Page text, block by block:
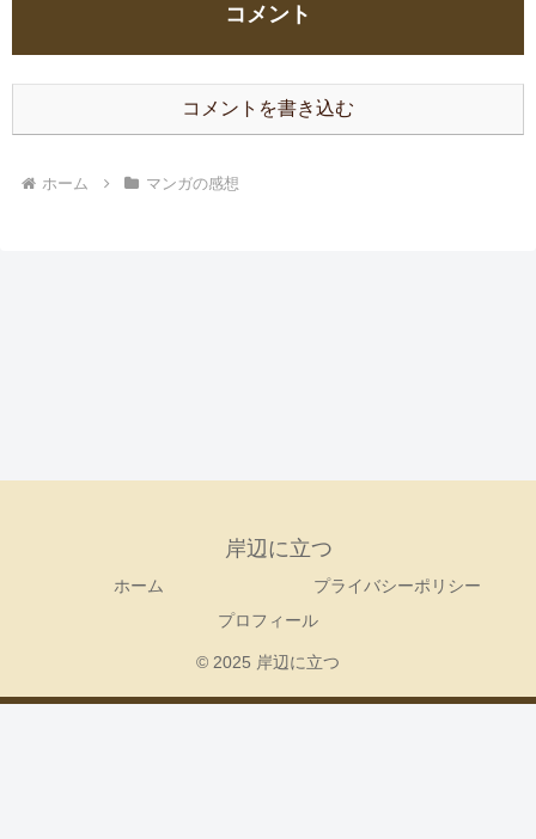
コメント
コメントを書き込む
ホーム マンガの感想
岸辺に立つ
ホーム
プライバシーポリシー
プロフィール
© 2025 岸辺に立つ